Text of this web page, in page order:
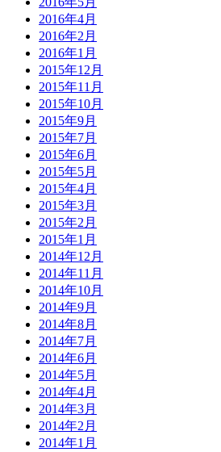
2016年4月
2016年2月
2016年1月
2015年12月
2015年11月
2015年10月
2015年9月
2015年7月
2015年6月
2015年5月
2015年4月
2015年3月
2015年2月
2015年1月
2014年12月
2014年11月
2014年10月
2014年9月
2014年8月
2014年7月
2014年6月
2014年5月
2014年4月
2014年3月
2014年2月
2014年1月